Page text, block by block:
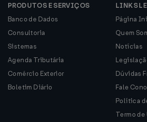
PRODUTOS E SERVIÇOS
Banco de Dados
Consultoria
Sistemas
Agenda Tributária
Comércio Exterior
Boletim Diário
LINKS
Página
Quem
Notícias
Dúvidas
Fale
Política
Termo de